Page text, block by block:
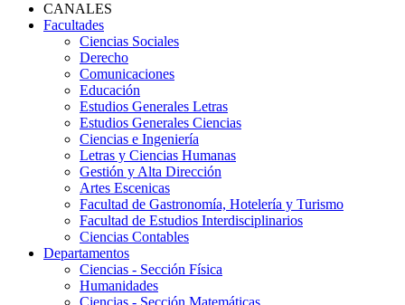
CANALES
Facultades
Ciencias Sociales
Derecho
Comunicaciones
Educación
Estudios Generales Letras
Estudios Generales Ciencias
Ciencias e Ingeniería
Letras y Ciencias Humanas
Gestión y Alta Dirección
Artes Escenicas
Facultad de Gastronomía, Hotelería y Turismo
Facultad de Estudios Interdisciplinarios
Ciencias Contables
Departamentos
Ciencias - Sección Física
Humanidades
Ciencias - Sección Matemáticas